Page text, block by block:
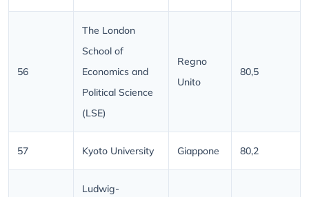
56
The London
School of
Economics and
Political Science
(LSE)
Regno
Unito
80,5
57 Kyoto University Giappone 80,2
Ludwig-